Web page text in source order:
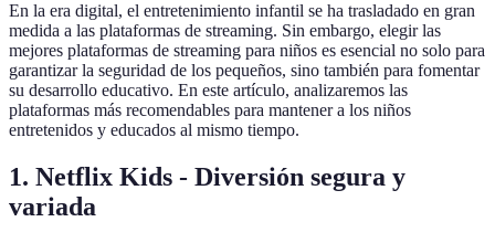
En la era digital, el entretenimiento infantil se ha trasladado en gran
medida a las plataformas de streaming. Sin embargo, elegir las
mejores plataformas de streaming para niños es esencial no solo para
garantizar la seguridad de los pequeños, sino también para fomentar
su desarrollo educativo. En este artículo, analizaremos las
plataformas más recomendables para mantener a los niños
entretenidos y educados al mismo tiempo.
1. Netflix Kids - Diversión segura y
variada